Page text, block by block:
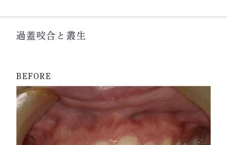
過蓋咬合と叢生
BEFORE